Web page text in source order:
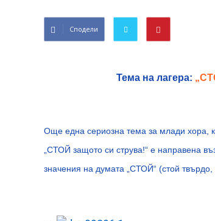
Сподели
Тема на лагера:
Още една сериозна тема за млади хора,
„СТОЙ защото си струва!“ е направена
значения на думата „СТОЙ“ (стой